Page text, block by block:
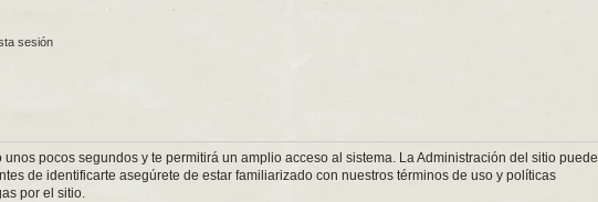
sesión
pocos segundos y te permitirá un amplio acceso al sistema. La Administración del sitio puede
de identificarte asegúrete de estar familiarizado con nuestros términos de uso y políticas
por el sitio.